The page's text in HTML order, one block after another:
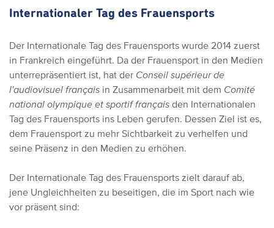
Internationaler Tag des Frauensports
Der Internationale Tag des Frauensports wurde 2014 zuerst
in Frankreich eingeführt. Da der Frauensport in den Medien
unterrepräsentiert ist, hat der Conseil supérieur de
l'audiovisuel français in Zusammenarbeit mit dem Comité
national olympique et sportif français den Internationalen
Tag des Frauensports ins Leben gerufen. Dessen Ziel ist es,
dem Frauensport zu mehr Sichtbarkeit zu verhelfen und
seine Präsenz in den Medien zu erhöhen.
Der Internationale Tag des Frauensports zielt darauf ab,
jene Ungleichheiten zu beseitigen, die im Sport nach wie
vor präsent sind: